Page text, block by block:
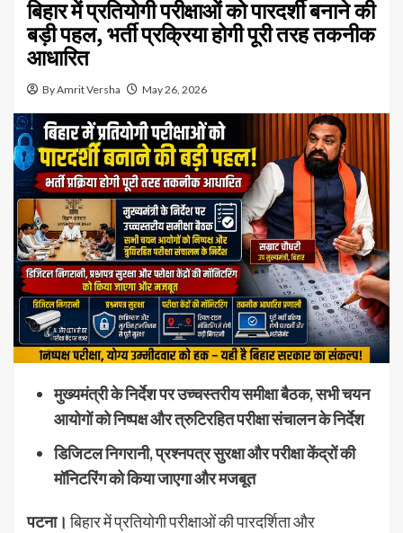
बिहार में प्रतियोगी परीक्षाओं को पारदर्शी बनाने की
बड़ी पहल, भर्ती प्रक्रिया होगी पूरी तरह तकनीक
आधारित
By Amrit Versha May 26, 2026
मुख्यमंत्री के निर्देश पर उच्चस्तरीय समीक्षा बैठक, सभी चयन
आयोगों को निष्पक्ष और त्रुटिरहित परीक्षा संचालन के निर्देश
डिजिटल निगरानी, प्रश्नपत्र सुरक्षा और परीक्षा केंद्रों की
मॉनिटरिंग को किया जाएगा और मजबूत
पटना। बिहार में प्रतियोगी परीक्षाओं की पारदर्शिता और